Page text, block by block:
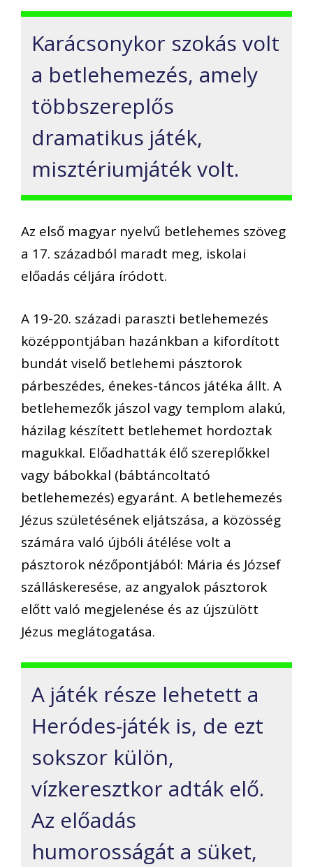
Karácsonykor szokás volt
a betlehemezés, amely
többszereplős
dramatikus játék,
misztériumjáték volt.
Az első magyar nyelvű betlehemes szöveg
a 17. századból maradt meg, iskolai
előadás céljára íródott.
A 19-20. századi paraszti betlehemezés
középpontjában hazánkban a kifordított
bundát viselő betlehemi pásztorok
párbeszédes, énekes-táncos játéka állt. A
betlehemezők jászol vagy templom alakú,
házilag készített betlehemet hordoztak
magukkal. Előadhatták élő szereplőkkel
vagy bábokkal (bábtáncoltató
betlehemezés) egyaránt. A betlehemezés
Jézus születésének eljátszása, a közösség
számára való újbóli átélése volt a
pásztorok nézőpontjából: Mária és József
szálláskeresése, az angyalok pásztorok
előtt való megjelenése és az újszülött
Jézus meglátogatása.
A játék része lehetett a
Heródes-játék is, de ezt
sokszor külön,
vízkeresztkor adták elő.
Az előadás
humorosságát a süket,